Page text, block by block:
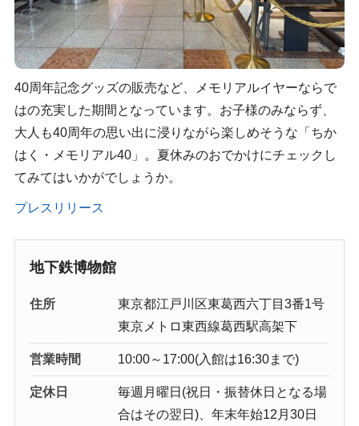
40周年記念グッズの販売など、メモリアルイヤーならで
はの充実した期間となっています。お子様のみならず、
大人も40周年の思い出に浸りながら楽しめそうな「ちか
はく・メモリアル40」。夏休みのおでかけにチェックし
てみてはいかがでしょうか。
プレスリリース
地下鉄博物館
住所
東京都江戸川区東葛西六丁目3番1号
東京メトロ東西線葛西駅高架下
営業時間 10:00～17:00(入館は16:30まで)
定休日
毎週月曜日(祝日・振替休日となる場
合はその翌日)、年末年始12月30日